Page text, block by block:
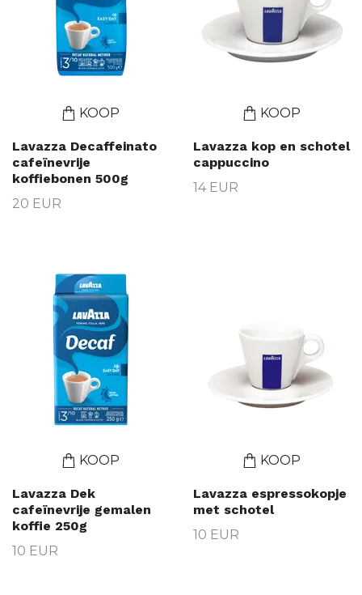
KOOP
Lavazza Decaffeinato
cafeïnevrije
koffiebonen 500g
20 EUR
KOOP
Lavazza kop en schotel
cappuccino
14 EUR
KOOP
Lavazza Dek
cafeïnevrije gemalen
koffie 250g
10 EUR
KOOP
Lavazza espressokopje
met schotel
10 EUR